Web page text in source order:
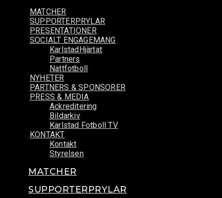
MATCHER
SUPPORTERPRYLAR
PRESENTATIONER
SOCIALT ENGAGEMANG
KarlstadHjärtat
Partners
Nattfotboll
NYHETER
PARTNERS & SPONSORER
PRESS & MEDIA
Ackreditering
Bildarkiv
Karlstad Fotboll TV
KONTAKT
Kontakt
Styrelsen
MATCHER
SUPPORTERPRYLAR